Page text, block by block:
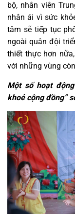
bộ, nhân viên
nhân ái vì sức
tâm sẽ tiếp tục
ngoài quân đội
thiết thực hơn
với những vùng
Một số hoạt
khoẻ cộng đồng”